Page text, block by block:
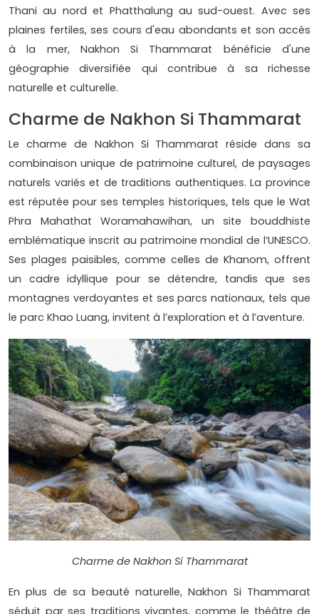
Thani au nord et Phatthalung au sud-ouest. Avec ses
plaines fertiles, ses cours d'eau abondants et son accès
à la mer, Nakhon Si Thammarat bénéficie d'une
géographie diversifiée qui contribue à sa richesse
naturelle et culturelle.
Charme de Nakhon Si Thammarat
Le charme de Nakhon Si Thammarat réside dans sa
combinaison unique de patrimoine culturel, de paysages
naturels variés et de traditions authentiques. La province
est réputée pour ses temples historiques, tels que le Wat
Phra Mahathat Woramahawihan, un site bouddhiste
emblématique inscrit au patrimoine mondial de l’UNESCO.
Ses plages paisibles, comme celles de Khanom, offrent
un cadre idyllique pour se détendre, tandis que ses
montagnes verdoyantes et ses parcs nationaux, tels que
le parc Khao Luang, invitent à l’exploration et à l’aventure.
Charme de Nakhon Si Thammarat
En plus de sa beauté naturelle, Nakhon Si Thammarat
séduit par ses traditions vivantes, comme le théâtre de